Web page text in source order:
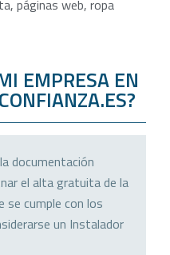
páginas web, ropa
EMPRESA EN
documentación
el alta gratuita de la
se cumple con los
un Instalador